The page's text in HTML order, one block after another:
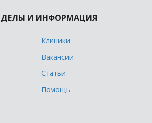
И ИНФОРМАЦИЯ
Клиники
Вакансии
Статьи
Помощь